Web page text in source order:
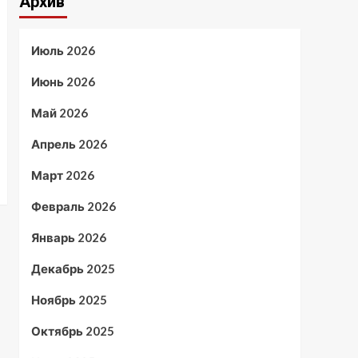
Июль 2026
Июнь 2026
Май 2026
Апрель 2026
Март 2026
Февраль 2026
Январь 2026
Декабрь 2025
Ноябрь 2025
Октябрь 2025